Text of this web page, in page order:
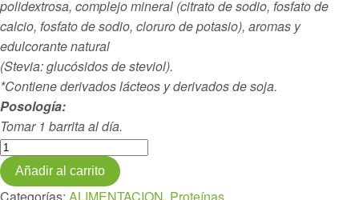
polidextrosa, complejo mineral (citrato de sodio, fosfato de
calcio, fosfato de sodio, cloruro de potasio), aromas y
edulcorante natural
(Stevia: glucósidos de steviol).
*Contiene derivados lácteos y derivados de soja.
Posología:
Tomar 1 barrita al día.
Barrita
cookies-
cream
Añadir al carrito
Categorías: ALIMENTACION, Proteínas